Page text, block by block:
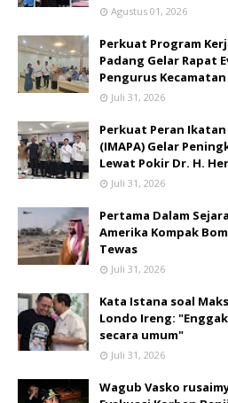
Agustus 01, 2026
Perkuat Program
Padang Gelar Rapat
Pengurus
Juli 31, 2026
Perkuat Peran
(IMAPA) Gelar
Lewat Pokir Dr. H.
Juli 31, 2026
Pertama Dalam
Amerika Kompak
Tewas
Juli 31, 2026
Kata Istana soal
Londo Ireng:
secara umum"
Juli 31, 2026
Wagub Vasko